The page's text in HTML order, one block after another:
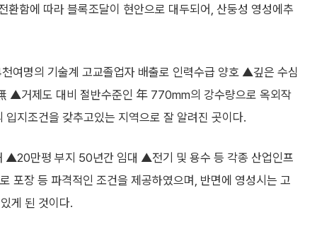
함에 따라 블록조달이 현안으로 대두되어, 산둥성 영성에추
여명의 기술계 고교졸업자 배출로 인력수급 양호 ▲깊은 수심
거제도 대비 절반수준인 年 770mm의 강수량으로 옥외작
지조건을 갖추고있는 지역으로 잘 알려진 곳이다.
▲20만평 부지 50년간 임대 ▲전기 및 용수 등 각종 산업인프
포장 등 파격적인 조건을 제공하였으며, 반면에 영성시는 고
게 된 것이다.